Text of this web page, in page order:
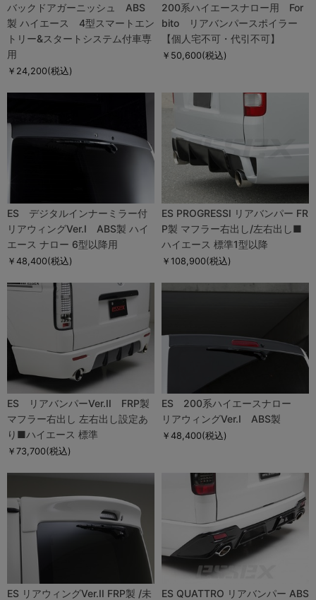
バックドアガーニッシュ ABS
製 ハイエース 4型スマートエン
トリー&スタートシステム付車専
用
￥24,200(税込)
200系ハイエースナロー用 For
bito リアバンパースポイラー
【個人宅不可・代引不可】
￥50,600(税込)
ES デジタルインナーミラー付
リアウィングVer.I ABS製 ハイ
エース ナロー 6型以降用
￥48,400(税込)
ES PROGRESSI リアバンパー FR
P製 マフラー右出し/左右出し■
ハイエース 標準1型以降
￥108,900(税込)
ES リアバンパーVer.II FRP製
マフラー右出し 左右出し設定あ
り■ハイエース 標準
￥73,700(税込)
ES 200系ハイエースナロー
リアウィングVer.I ABS製
￥48,400(税込)
ES リアウィングVer.II FRP製 /未
ES QUATTRO リアバンパー ABS